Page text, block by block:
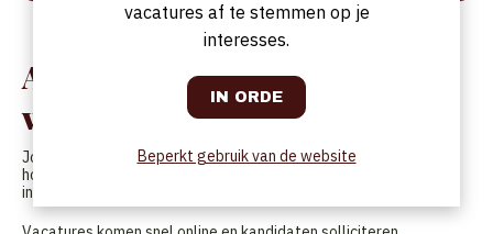
Al 20 jaar alle horeca-
vacatures op één site
Jobkitchen.be is het grootste Belgische platform voor
horecajobs en zag het virtuele licht in 2005; toen
inbelverbindingen en de moleculaire keuken nog de norm waren.
vacatures af te stemmen op je
interesses.
Beperkt gebruik van de website